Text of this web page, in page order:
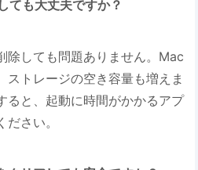
ても大丈夫ですか？
除しても問題ありません。Mac
ストレージの空き容量も増えま
ると、起動に時間がかかるアプ
さい。